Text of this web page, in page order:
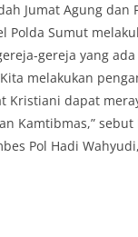
Jumat Agung dan
Polda Sumut
gereja yang
melakukan
Kristiani dapat
Kamtibmas,” sebut
Pol Hadi